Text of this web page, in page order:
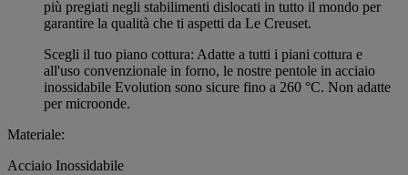
più pregiati negli stabilimenti dislocati in tutto il mondo per
garantire la qualità che ti aspetti da Le Creuset.
Scegli il tuo piano cottura: Adatte a tutti i piani cottura e
all'uso convenzionale in forno, le nostre pentole in acciaio
inossidabile Evolution sono sicure fino a 260 °C. Non adatte
per microonde.
Materiale:
Acciaio Inossidabile